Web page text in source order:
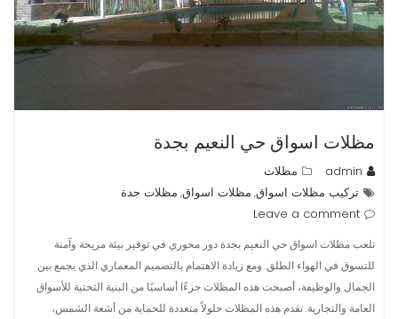
مظلات اسواق حي النعيم بجدة
admin
مظلات
تركيب مظلات اسواق, مظلات اسواق, مظلات جدة
Leave a comment
تلعب مظلات اسواق حي النعيم بجدة دور محوري في توفير بيئة مريحة وآمنة
للتسوق في الهواء الطلق. ومع زيادة الاهتمام بالتصميم المعماري الذي يجمع بين
الجمال والوظيفة، أصبحت هذه المظلات جزءًا أساسيًا من البنية التحتية للأسواق
العامة والتجارية. تقدم هذه المظلات حلولاً متعددة للحماية من أشعة الشمس،